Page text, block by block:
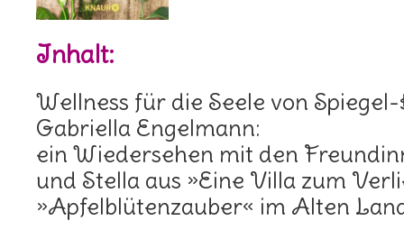
Inhalt:
Wellness für die Seele von
Gabriella Engelmann:
ein Wiedersehen mit den
und Stella aus »Eine Villa zum
»Apfelblütenzauber« im Alten